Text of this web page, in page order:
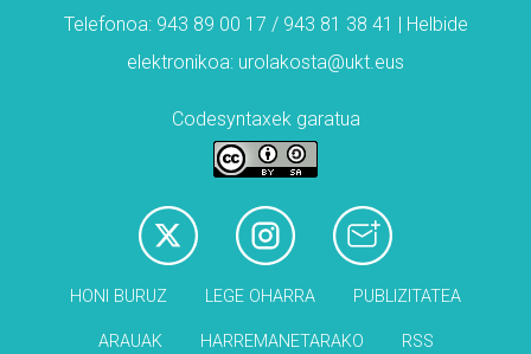
Telefonoa: 943 89 00 17 / 943 81 38 41 | Helbide
elektronikoa: urolakosta@ukt.eus
Codesyntaxek garatua
HONI BURUZ LEGE OHARRA PUBLIZITATEA
ARAUAK HARREMANETARAKO RSS